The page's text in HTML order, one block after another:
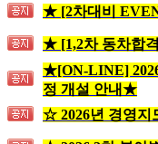
★ [2차대비
★ [1,2차 동차합
★[ON-LINE]
정 개설 안내★
☆ 2026년 경영지